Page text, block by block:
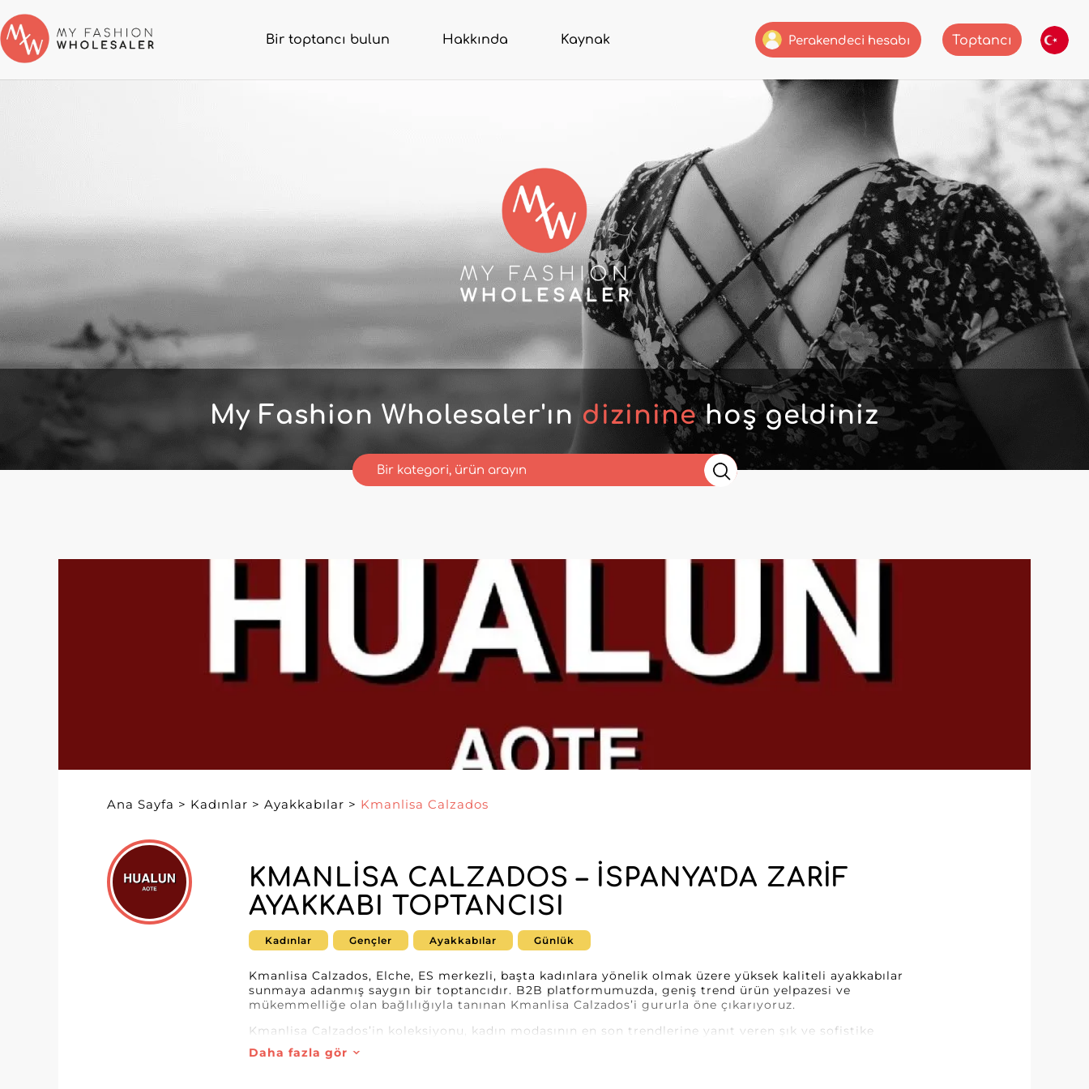
Bir toptancı bulun Hakkında Kaynak Perakendeci hesabı Toptancı
My Fashion Wholesaler'ın dizininehoş geldiniz
Ana Sayfa > Kadınlar > Ayakkabılar > Kmanlisa Calzados
KMANLISA CALZADOS – İSPANYA'DA ZARIF
AYAKKABI TOPTANCISI
Kadınlar Gençler Ayakkabılar Günlük
Kmanlisa Calzados, Elche, ES merkezli, başta kadınlara yönelik olmak üzere yüksek kaliteli ayakkabılar
sunmaya adanmış saygın bir toptancıdır. B2B platformumuzda, geniş trend ürün yelpazesi ve
mükemmelliğe olan bağlılığıyla tanınan Kmanlisa Calzados’i gururla öne çıkarıyoruz.
Kmanlisa Calzados’in koleksiyonu, kadın modasının en son trendlerine yanıt veren şık ve sofistike
ayakkabıları içerir. Zamansız stilettolar, modern botlar veya yazlık sandaletler arıyorsanız, Kmanlisa
Calzados eksiksiz bir kadın gardırobu oluşturmak için vazgeçilmez parçalar sunar.
Daha fazla gör